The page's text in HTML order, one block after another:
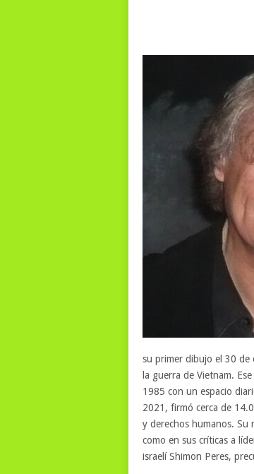
su primer dibujo el 30 de
la guerra de Vietnam.
1985 con un espacio
2021, firmó cerca de
y derechos humanos.
como en sus críticas a
israelí Shimon Peres,